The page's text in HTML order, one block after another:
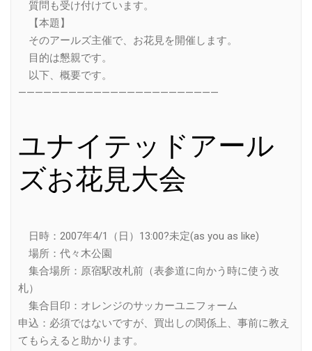
質問も受け付けています。
【本題】
そのアールズ主催で、お花見を開催します。
目的は懇親です。
以下、概要です。
————————————————————————
ユナイテッドアール
ズお花見大会
日時：2007年4/1（日）13:00?未定(as you as like)
場所：代々木公園
集合場所：原宿駅改札前（表参道に向かう時に使う改
札）
集合目印：オレンジのサッカーユニフォーム
申込：必須ではないですが、買出しの関係上、事前に教え
てもらえると助かります。